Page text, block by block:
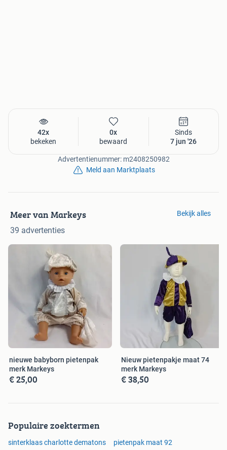
42x
bekeken
0x
bewaard
Sinds
7 jun '26
Advertentienummer: m2408250982
Meld aan Marktplaats
Meer van Markeys
39 advertenties
Bekijk alles
nieuwe babyborn pietenpak
merk Markeys
€ 25,00
Nieuw pietenpakje maat 74
merk Markeys
€ 38,50
Populaire zoektermen
sinterklaas charlotte dematons
pietenpak maat 92